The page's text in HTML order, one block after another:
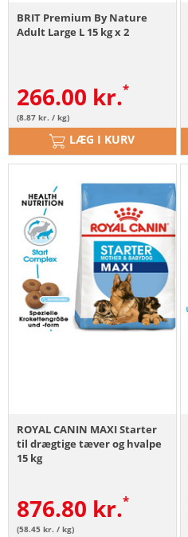
BRIT Premium By Nature
Adult Large L 15 kg x 2
266.00 kr.
(8.87 kr. / kg)
LÆG I KURV
ROYAL CANIN MAXI Starter
til drægtige tæver og hvalpe
15 kg
876.80 kr.
(58.45 kr. / kg)